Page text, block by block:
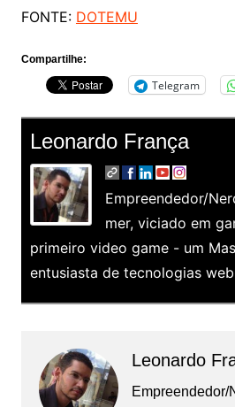
FONTE: DOTEMU
Compartilhe:
Telegram
Leonardo França
Empreendedor/
mer, viciado em
primeiro video game - um
entusiasta de tecnologias
Leonardo
Empreendedor/